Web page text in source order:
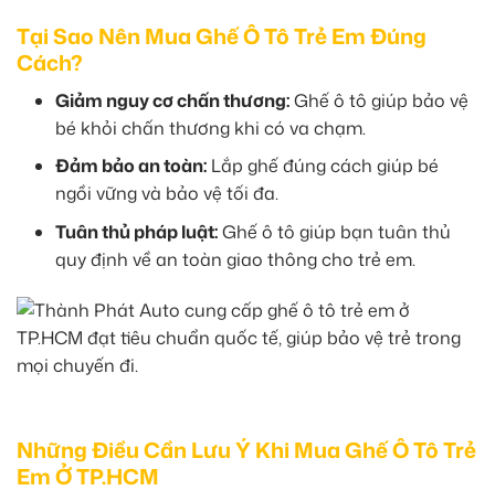
Tại Sao Nên Mua Ghế Ô Tô Trẻ Em Đúng
Cách?
Giảm nguy cơ chấn thương:Ghế ô tô giúp bảo vệ
bé khỏi chấn thương khi có va chạm.
Đảm bảo an toàn: Lắp ghế đúng cách giúp bé
ngồi vững và bảo vệ tối đa.
Tuân thủ pháp luật:Ghế ô tô giúp bạn tuân thủ
quy định về an toàn giao thông cho trẻ em.
Những Điều Cần Lưu Ý Khi Mua Ghế Ô Tô Trẻ
Em Ở TP.HCM